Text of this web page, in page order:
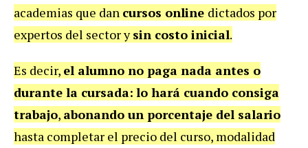
academias que dan cursos online dictados por
expertos del sector ysin costo inicial.
Es decir, el alumno no paga nada antes o
durante la cursada: lo hará cuando consiga
trabajo, abonando un porcentaje del salario
hasta completar el precio del curso, modalidad